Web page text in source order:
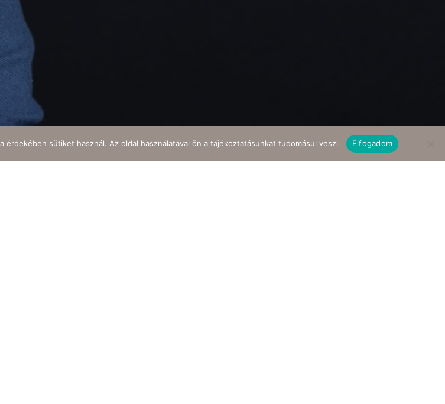
sütiket használ. Az oldal használatával ön a tájékoztatásunkat tudomásul veszi. Elfogadom